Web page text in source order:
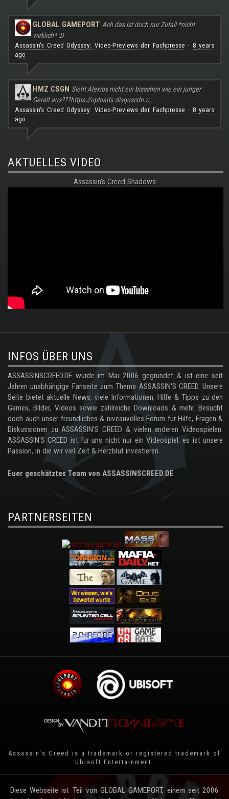
GLOBAL GAMEPORT Ach das ist doch nur Zufall *nicht
wirklich* :D
Assassin's Creed Odyssey: Video-Previews der Fachpresse· 8 years
ago
HMZ CSGN Sieht Alexios nicht ein bisschen wie ein junger
Geralt aus???https://uploads.disquscdn.c...
Assassin's Creed Odyssey: Video-Previews der Fachpresse· 8 years
ago
AKTUELLES VIDEO
Assassin's Creed Shadows:
.
INFOS ÜBER UNS
ASSASSINSCREED.DE wurde im Mai 2006 gegründet & ist eine seit
Jahren unabhängige Fanseite zum Thema ASSASSIN'S CREED. Unsere
Seite bietet aktuelle News, viele Informationen, Hilfe & Tipps zu den
Games, Bilder, Videos sowie zahlreiche Downloads & mehr. Besucht
doch auch unser freundliches & niveauvolles Forum für Hilfe, Fragen &
Diskussionen zu ASSASSIN'S CREED & vielen anderen Videospielen.
ASSASSIN'S CREED ist für uns nicht nur ein Videospiel, es ist unsere
Passion, in die wir viel Zeit & Herzblut investieren.
Euer geschätztes Team von ASSASSINSCREED.DE
PARTNERSEITEN
Assassin's Creed is a trademark or registered trademark of
Ubisoft Entertainment
Diese Webseite ist Teil von GLOBAL GAMEPORT, einem seit 2006